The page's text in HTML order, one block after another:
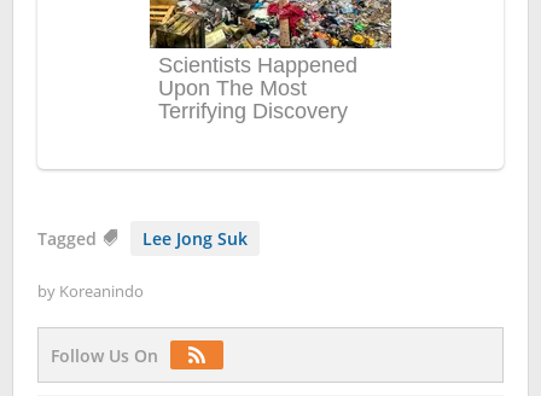
Tagged Lee Jong Suk
by Koreanindo
Follow Us On